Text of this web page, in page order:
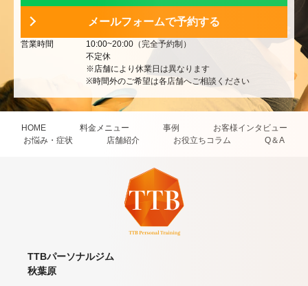
メールフォームで予約する
営業時間
10:00~20:00（完全予約制）
不定休
※店舗により休業日は異なります
※時間外のご希望は各店舗へご相談ください
HOME 料金メニュー 事例
お客様インタビュー
お悩み・症状
店舗紹介 お役立ちコラム Q＆A
TTBパーソナルジム
秋葉原